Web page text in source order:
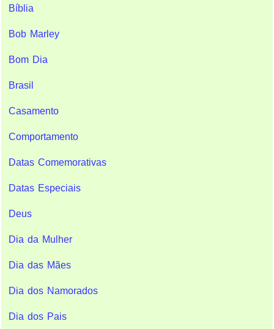
Bíblia
Bob Marley
Bom Dia
Brasil
Casamento
Comportamento
Datas Comemorativas
Datas Especiais
Deus
Dia da Mulher
Dia das Mães
Dia dos Namorados
Dia dos Pais